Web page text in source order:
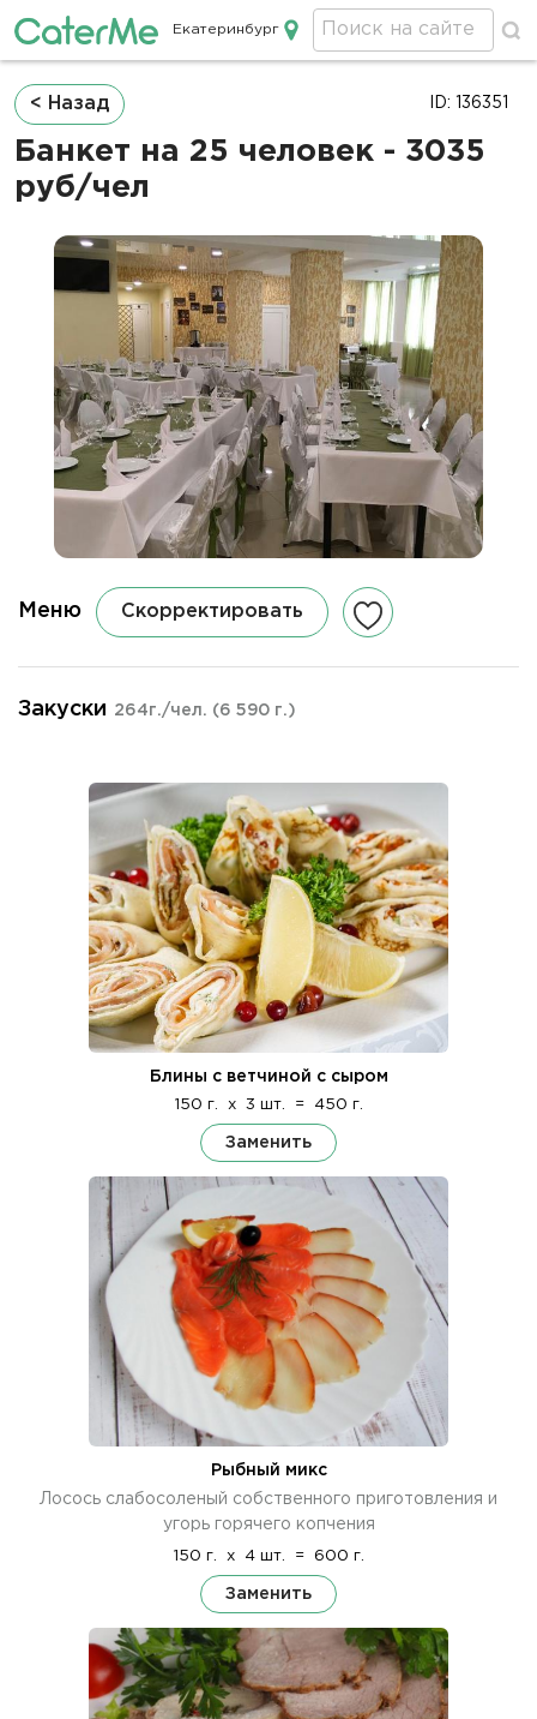
Кейтеринг в Екатеринбурге
Екатеринбург
Строка
навигации
< Назад
Банкет на 25 человек - 3035
руб/чел
ID: 136351
Меню Скорректировать
Закуски 264г./чел. (6 590 г.)
Блины с ветчиной с сыром
150 г. x 3 шт. = 450 г.
Заменить
Рыбный микс
Лосось слабосоленый собственного приготовления и
угорь горячего копчения
150 г. x 4 шт. = 600 г.
Заменить